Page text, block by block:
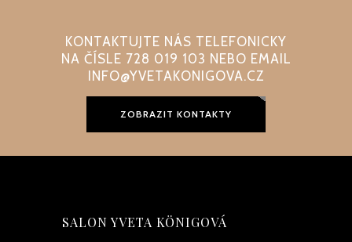
KONTAKTUJTE NÁS TELEFONICKY
NA ČÍSLE 728 019 103 NEBO EMAIL
INFO@YVETAKONIGOVA.CZ
ZOBRAZIT KONTAKTY
SALON YVETA KÖNIGOVÁ